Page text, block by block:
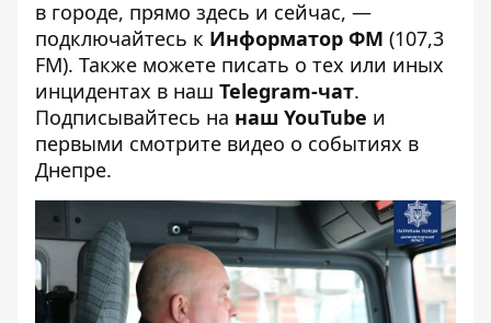
в городе, прямо здесь и сейчас, —
подключайтесь к Информатор ФМ (107,3
FM). Также можете писать о тех или иных
инцидентах в наш Telegram-чат.
Подписывайтесь на наш YouTube и
первыми смотрите видео о событиях в
Днепре.